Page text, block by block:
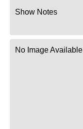
Show Notes
No Image Available